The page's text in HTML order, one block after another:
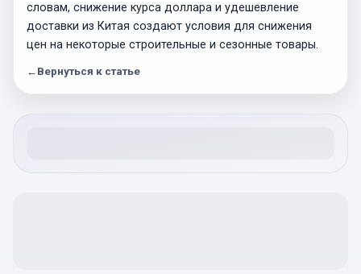
словам, снижение курса доллара и удешевление
доставки из Китая создают условия для снижения
цен на некоторые строительные и сезонные товары.
← Вернуться к статье